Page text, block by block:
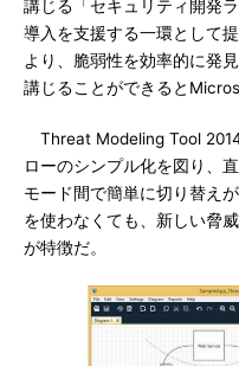
講じる「セキュリティ開発
導入を支援する一環として
より、脆弱性を効率的に発
講じることができると
Threat Modeling Tool
ローのシンプル化を図り、
モード間で簡単に切り替え
を使わなくても、新しい脅
が特徴だ。